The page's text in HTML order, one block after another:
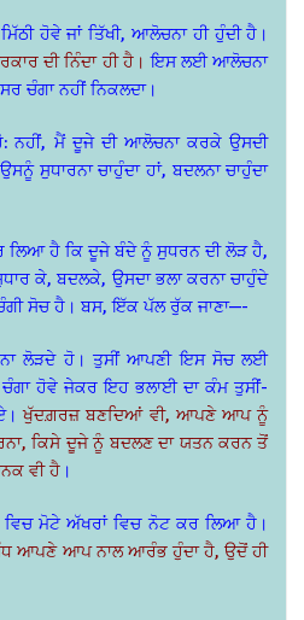
ਹੋਵੇ ਜਾਂ ਤਿੱਖੀ, ਆਲੋਚਨਾ ਹੀ ਹੁੰਦੀ ਹੈ।
ਦੀ ਨਿੰਦਾ ਹੀ ਹੈ। ਇਸ ਲਈ ਆਲੋਚਨਾ
ਚੰਗਾ ਨਹੀਂ ਨਿਕਲਦਾ।
ਨਹੀਂ, ਮੈਂ ਦੂਜੇ ਦੀ ਆਲੋਚਨਾ ਕਰਕੇ ਉਸਦੀ
ਸੁਧਾਰਨਾ ਚਾਹੁੰਦਾ ਹਾਂ, ਬਦਲਨਾ ਚਾਹੁੰਦਾ
ਲਿਆ ਹੈ ਕਿ ਦੂਜੇ ਬੰਦੇ ਨੂੰ ਸੁਧਰਨ ਦੀ ਲੋੜ ਹੈ,
ਕੇ, ਬਦਲਕੇ, ਉਸਦਾ ਭਲਾ ਕਰਨਾ ਚਾਹੁੰਦੇ
ਸੋਚ ਹੈ। ਬਸ, ਇੱਕ ਪੱਲ ਰੁੱਕ ਜਾਣਾ—-
ਲੋੜਦੇ ਹੋ। ਤੁਸੀਂ ਆਪਣੀ ਇਸ ਸੋਚ ਲਈ
ਹੋਵੇ ਜੇਕਰ ਇਹ ਭਲਾਈ ਦਾ ਕੰਮ ਤੁਸੀਂ-
ਖੁੱਦਗ਼ਰਜ਼ ਬਣਦਿਆਂ ਵੀ, ਆਪਣੇ ਆਪ ਨੂੰ
ਕਿਸੇ ਦੂਜੇ ਨੂੰ ਬਦਲਣ ਦਾ ਯਤਨ ਕਰਨ ਤੋਂ
ਵੀ ਹੈ ।
ਵਿਚ ਮੋਟੇ ਅੱਖਰਾਂ ਵਿਚ ਨੋਟ ਕਰ ਲਿਆ ਹੈ।
ਆਪਣੇ ਆਪ ਨਾਲ ਆਰੰਭ ਹੁੰਦਾ ਹੈ, ਉਦੋਂ ਹੀ